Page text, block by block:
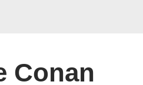
Conan